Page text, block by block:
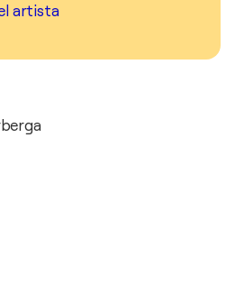
artista